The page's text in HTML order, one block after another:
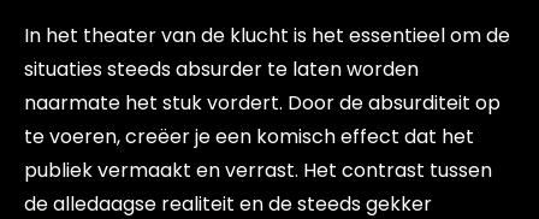
In het theater van de klucht is het essentieel om de
situaties steeds absurder te laten worden
naarmate het stuk vordert. Door de absurditeit op
te voeren, creëer je een komisch effect dat het
publiek vermaakt en verrast. Het contrast tussen
de alledaagse realiteit en de steeds gekker